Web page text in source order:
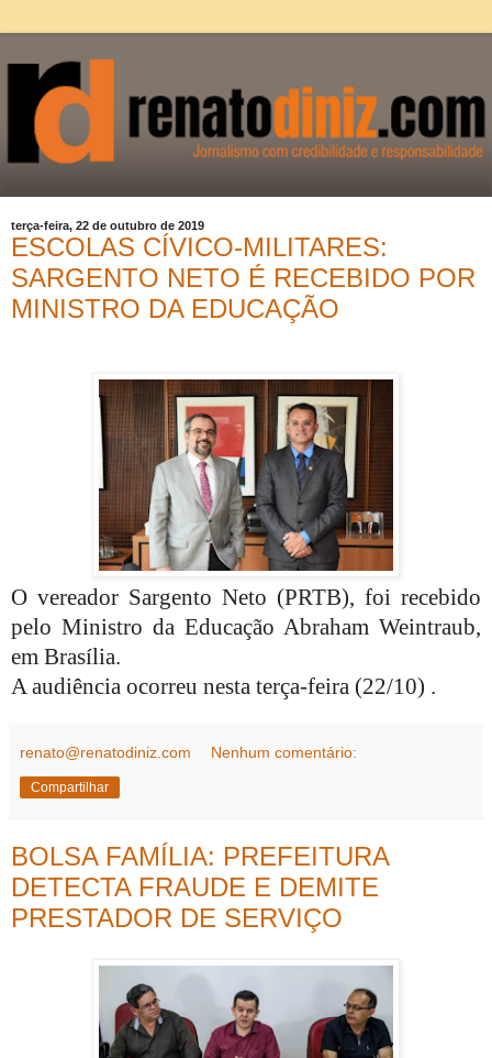
terça-feira, 22 de outubro de 2019
ESCOLAS CÍVICO-MILITARES:
SARGENTO NETO É RECEBIDO POR
MINISTRO DA EDUCAÇÃO
O vereador Sargento Neto (PRTB), foi recebido
pelo Ministro da Educação Abraham Weintraub,
em Brasília.
A audiência ocorreu nesta terça-feira (22/10) .
renato@renatodiniz.com Nenhum comentário:
Compartilhar
BOLSA FAMÍLIA: PREFEITURA
DETECTA FRAUDE E DEMITE
PRESTADOR DE SERVIÇO